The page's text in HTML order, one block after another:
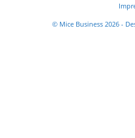
© Mice Business 2026 -